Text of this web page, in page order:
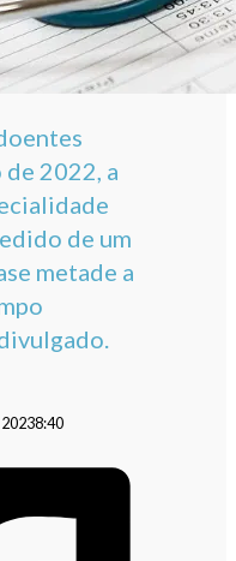
de 2022, a
de um
metade a
20238:40